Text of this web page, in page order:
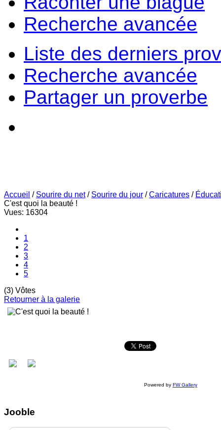
Recherche avancée
Liste des derniers
Recherche avancée
Partager un proverbe
Accueil / Sourire du net / Sourire du jour /Caricatures /
C'est quoi la beauté !
Vues: 16304
1
2
3
4
5
(3) Vôtes
Retourner à la galerie
Powered by FW Gallery
Jooble